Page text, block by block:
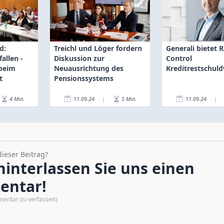
-
4 Min.
Treichl und Löger fordern
Diskussion zur
Neuausrichtung des
Pensionssystems
11.09.24 | 5 Min.
Generali bietet
Control
11.09.24 |
Beitrag?
Sie uns einen
zu verfassen)